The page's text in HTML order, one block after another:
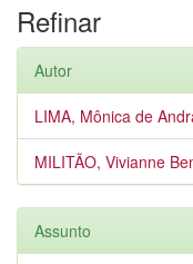
Refinar
Autor
LIMA, Mônica de
MILITÃO, Vivianne
Assunto